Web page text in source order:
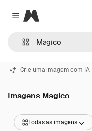
Close menu
Magnific
Crie uma imagem com IA
Imagens Magico
Todas as imagens